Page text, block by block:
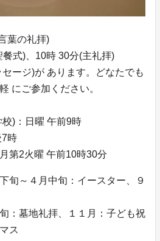
葉の礼拝)
式)、10時 30分(主礼拝)
ージ)が あります。どなたでも
にご参加ください。
校)：日曜 午前9時
7時
第2火曜 午前10時30分
旬～４月中旬：イースター、９
：墓地礼拝、１１月：子ども祝
ス